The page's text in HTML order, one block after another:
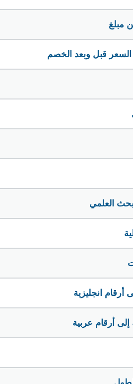
مبلغ
قبل وبعد الخصم
العلمي
أرقام انجليزية
إلى أرقام عربية